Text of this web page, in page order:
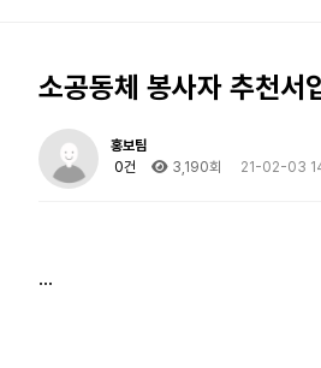
소공동체 봉사자 추천서
홍보팀
0건
3,190회 21-02-03
...